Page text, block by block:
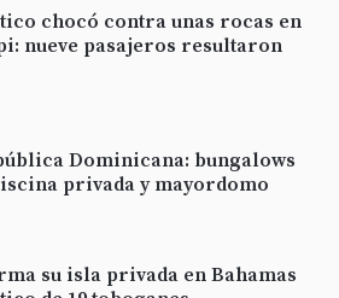
chocó contra unas rocas en
nueve pasajeros resultaron
Dominicana: bungalows
privada y mayordomo
su isla privada en Bahamas